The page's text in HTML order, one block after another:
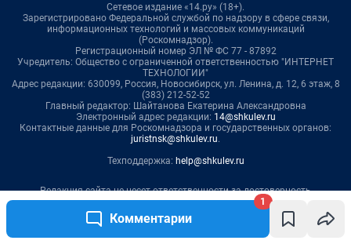
Комментарии
1
Сетевое издание «14.ру» (18+).
Зарегистрировано Федеральной службой по надзору в сфере связи,
информационных технологий и массовых коммуникаций
(Роскомнадзор).
Регистрационный номер ЭЛ № ФС 77 - 87892
Учредитель: Общество с ограниченной ответственностью "ИНТЕРНЕТ
ТЕХНОЛОГИИ"
Адрес редакции: 630099, Россия, Новосибирск, ул. Ленина, д. 12, 6 этаж, 8
(383) 212-52-52
Главный редактор: Шайтанова Екатерина Александровна
Электронный адрес редакции: 14@shkulev.ru
Контактные данные для Роскомнадзора и государственных органов:
juristnsk@shkulev.ru.
Техподдержка: help@shkulev.ru
Редакция сайта не несет ответственности за достоверность
информации, содержащейся в рекламных объявлениях.
Информация об ограничениях